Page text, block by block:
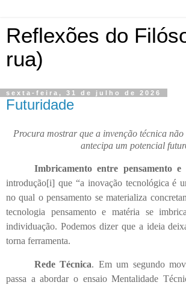
Reflexões do
rua)
sexta-feira, 31 de julho de 2026
Futuridade
Procura mostrar que a invenção técnica
antecipa um potencial
Imbricamento entre pensamento e
introdução[i] que “a inovação tecnológica é
no qual o pensamento se materializa
tecnologia pensamento e matéria se
individuação. Podemos dizer que a ideia
torna ferramenta.
Rede Técnica. Em um segundo
passa a abordar o ensaio Mentalidade